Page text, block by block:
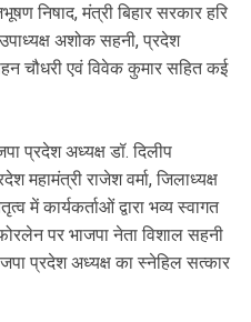
निषाद, मंत्री बिहार सरकार हरि
अशोक सहनी, प्रदेश
चौधरी एवं विवेक कुमार सहित कई
प्रदेश अध्यक्ष डॉ. दिलीप
महामंत्री राजेश वर्मा, जिलाध्यक्ष
में कार्यकर्ताओं द्वारा भव्य स्वागत
पर भाजपा नेता विशाल सहनी
प्रदेश अध्यक्ष का स्नेहिल सत्कार